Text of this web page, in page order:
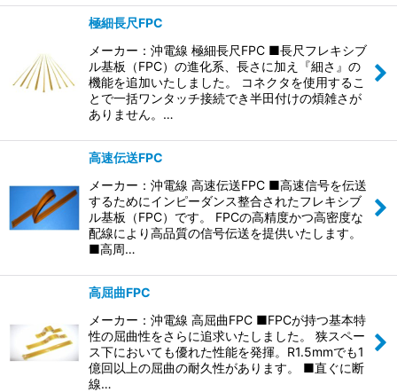
極細長尺FPC
メーカー：沖電線 極細長尺FPC ■長尺フレキシブ
ル基板（FPC）の進化系、長さに加え『細さ』の
機能を追加いたしました。 コネクタを使用するこ
とで一括ワンタッチ接続でき半田付けの煩雑さが
ありません。…
高速伝送FPC
メーカー：沖電線 高速伝送FPC ■高速信号を伝送
するためにインピーダンス整合されたフレキシブ
ル基板（FPC）です。 FPCの高精度かつ高密度な
配線により高品質の信号伝送を提供いたします。
■高周…
高屈曲FPC
メーカー：沖電線 高屈曲FPC ■FPCが持つ基本特
性の屈曲性をさらに追求いたしました。 狭スペー
ス下においても優れた性能を発揮。R1.5mmでも1
億回以上の屈曲の耐久性があります。 ■直ぐに断
線…